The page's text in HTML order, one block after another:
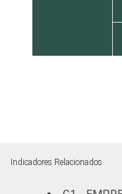
CNAE 2.0
Indicadores Relacionados